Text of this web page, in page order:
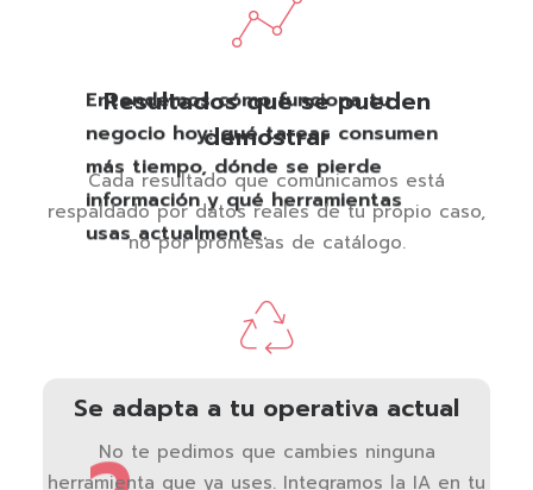
Entendemos cómo funciona tu
negocio hoy: qué tareas consumen
más tiempo, dónde se pierde
información y qué herramientas
usas actualmente.
Resultados que se pueden
demostrar
Cada resultado que comunicamos está
respaldado por datos reales de tu propio caso,
no por promesas de catálogo.
Se adapta a tu operativa actual
No te pedimos que cambies ninguna
herramienta que ya uses. Integramos la IA en tu